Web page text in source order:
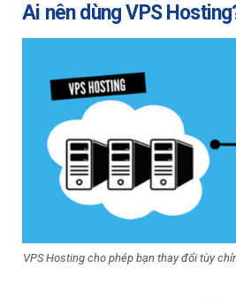
Ai nên dùng VPS
VPS Hosting cho phép bạn thay đổi tùy